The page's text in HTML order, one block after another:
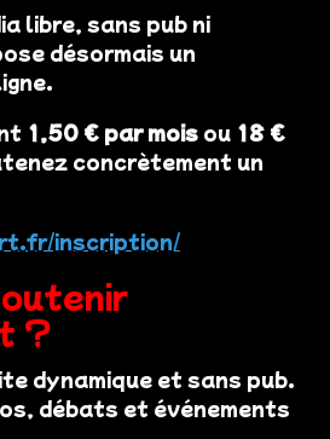
libre, sans pub ni
désormais un
1,50 € par mois ou 18 €
concrètement un
inscription/
?
dynamique et sans pub.
débats et événements